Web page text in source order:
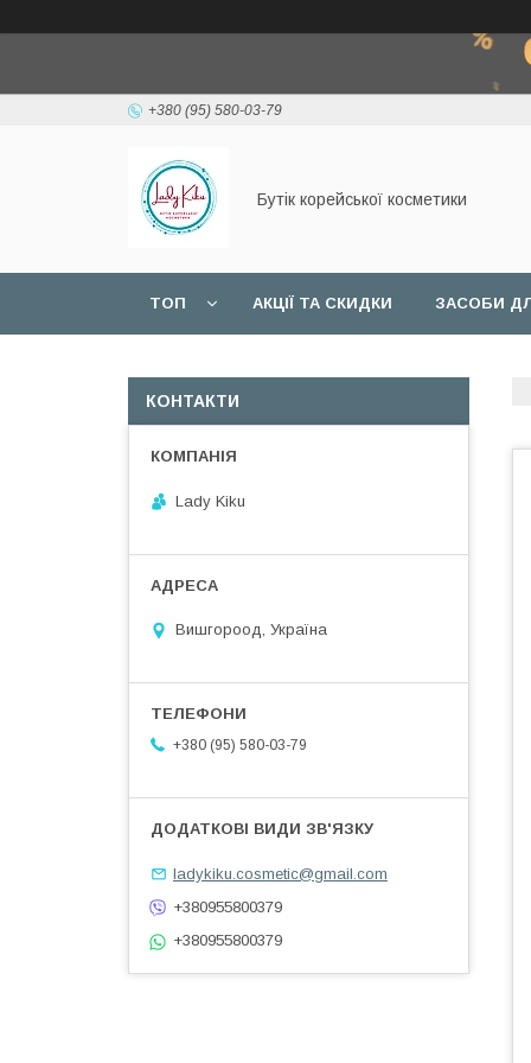
+380 (95) 580-03-79
Бутік корейської косметики
ТОП АКЦІЇ ТА СКИДКИ ЗАСОБИ
КОНТАКТИ
Lady Kiku
Вишгороод, Україна
+380 (95) 580-03-79
ladykiku.cosmetic@gmail.com
+380955800379
+380955800379